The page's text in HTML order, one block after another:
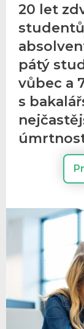
20 let
pátý
vůbec a
s